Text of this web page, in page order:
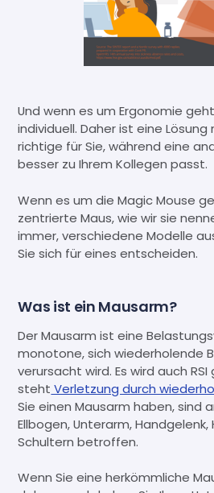
Und wenn es um Ergonomie
individuell. Daher ist eine
richtige für Sie, während eine
besser zu Ihrem Kollegen passt.
Wenn es um die Magic Mouse
zentrierte Maus, wie wir sie
immer, verschiedene Modelle
Sie sich für eines entscheiden.
Was ist ein Mausarm?
Der Mausarm ist eine
monotone, sich wiederholende
verursacht wird. Es wird auch
steht Verletzung durch
Sie einen Mausarm haben, sind
Ellbogen, Unterarm, Handgelenk,
Schultern betroffen.
Wenn Sie eine herkömmliche